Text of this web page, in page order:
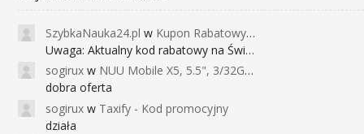
SzybkaNauka24.pl w Kupon Rabatowy na Kurs Angielskiego dla Dzieci - FunEnglish
Uwaga: Aktualny kod rabatowy na Święta (
sogirux w NUU Mobile X5, 5.5", 3/32GB, czujnik linii papilarnych, 2950mAh, aparat 13MP za 267zł - Banggood
dobra oferta
sogirux w Taxify - Kod promocyjny
działa